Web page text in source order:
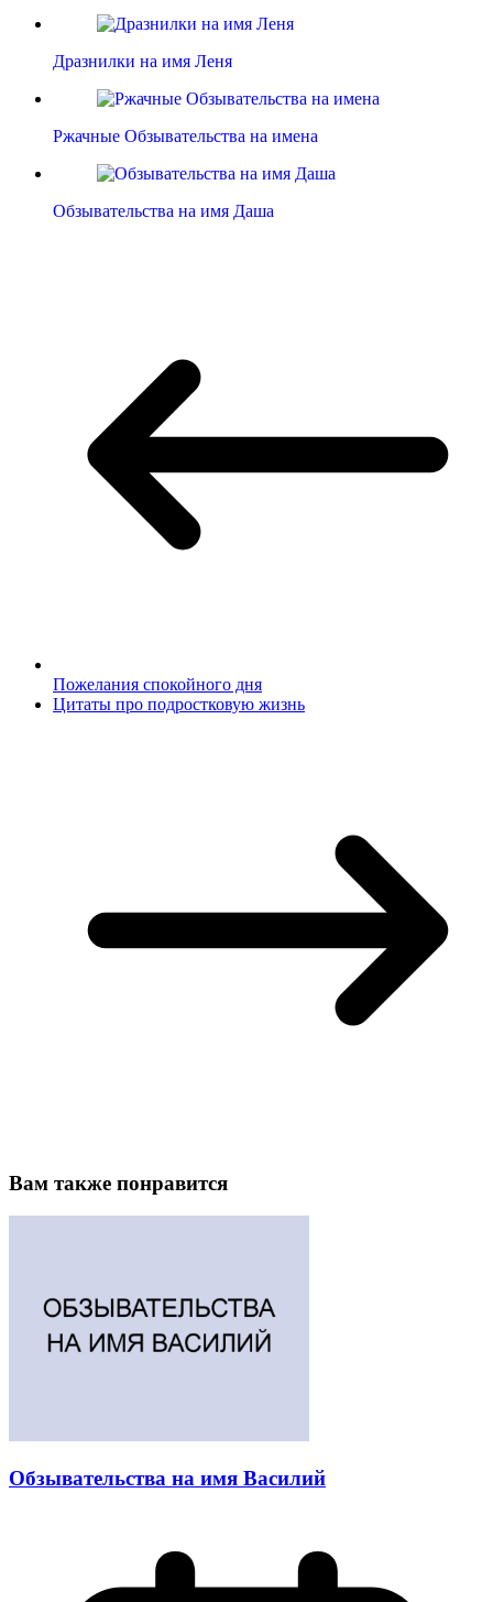
Дразнилки на имя Леня
Ржачные Обзывательства на имена
Обзывательства на имя Даша
Пожелания спокойного дня
Цитаты про подростковую жизнь
Вам также понравится
Обзывательства на имя Василий